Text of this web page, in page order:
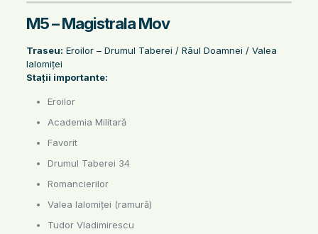
M5 – Magistrala Mov
Traseu: Eroilor – Drumul Taberei / Râul Doamnei / Valea
Ialomiței
Stații importante:
Eroilor
Academia Militară
Favorit
Drumul Taberei 34
Romancierilor
Valea Ialomiței (ramură)
Tudor Vladimirescu